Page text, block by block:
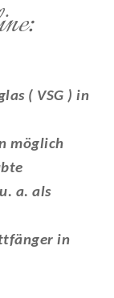
:
( VSG ) in
möglich
a. als
in